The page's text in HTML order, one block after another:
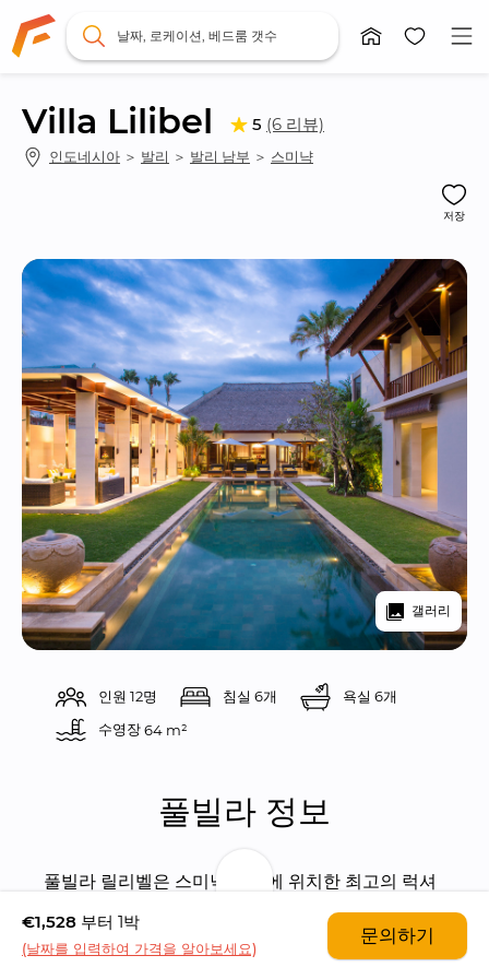
날짜, 로케이션, 베드룸 갯수
Villa Lilibel 5 (6 리뷰)
인도네시아 ＞ 발리 ＞ 발리 남부 ＞ 스미냑
저장
갤러리
인원 12명 침실 6개
욕실 6개
수영장 64 m²
풀빌라 정보
풀빌라 릴리벨은 스미냑 센터에 위치한 최고의 럭셔
리 풀빌라입니다. 아주 짧은 도보로 아름다운 스미냑
해변까지 갈 수 있으며, 스미냑의 유명 레스토랑들과
카페들, 부띠끄 숍, 비치 클럽등이 아주 가까운 거리
€1,528 부터 1박
(날짜를 입력하여 가격을 알아보세요)
문의하기